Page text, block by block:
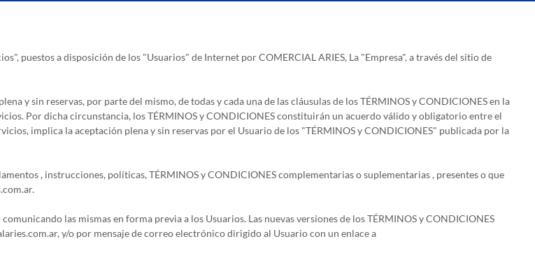
puestos a disposición de los "Usuarios" de Internet por COMERCIAL ARIES, La "Empresa", a través del sitio de
y sin reservas, por parte del mismo, de todas y cada una de las cláusulas de los TÉRMINOS y CONDICIONES en la
Por dicha circunstancia, los TÉRMINOS y CONDICIONES constituirán un acuerdo válido y obligatorio entre el
implica la aceptación plena y sin reservas por el Usuario de los "TÉRMINOS y CONDICIONES" publicada por la
, instrucciones, políticas, TÉRMINOS y CONDICIONES complementarias o suplementarias , presentes o que
las mismas en forma previa a los Usuarios. Las nuevas versiones de los TÉRMINOS y CONDICIONES
y/o por mensaje de correo electrónico dirigido al Usuario con un enlace a